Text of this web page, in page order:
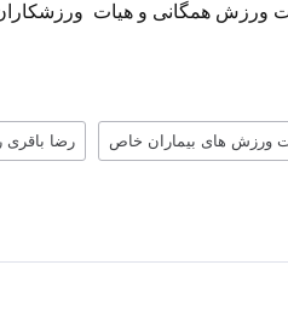
همگانی و هیات ورزشکاران
ورزش های بیماران خاص رضا